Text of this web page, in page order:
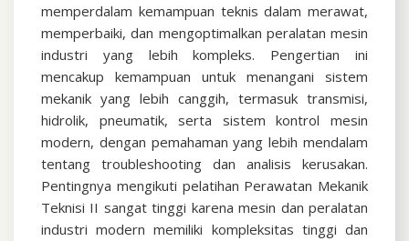
memperdalam kemampuan teknis dalam merawat,
memperbaiki, dan mengoptimalkan peralatan mesin
industri yang lebih kompleks. Pengertian ini
mencakup kemampuan untuk menangani sistem
mekanik yang lebih canggih, termasuk transmisi,
hidrolik, pneumatik, serta sistem kontrol mesin
modern, dengan pemahaman yang lebih mendalam
tentang troubleshooting dan analisis kerusakan.
Pentingnya mengikuti pelatihan Perawatan Mekanik
Teknisi II sangat tinggi karena mesin dan peralatan
industri modern memiliki kompleksitas tinggi dan